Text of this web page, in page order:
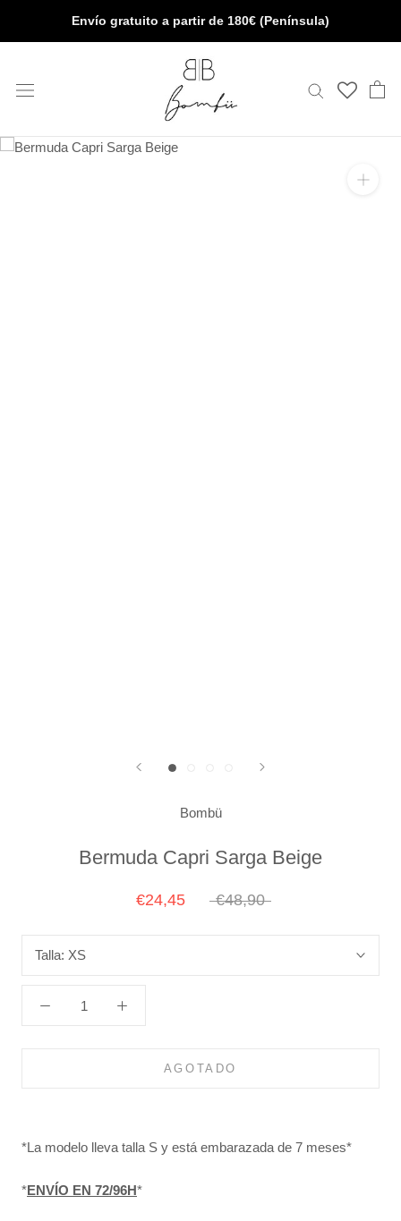
Envío gratuito a partir de 180€ (Península)
Bombü
Bermuda Capri Sarga Beige
€24,45 €48,90
Talla: XS
AGOTADO
*La modelo lleva talla S y está embarazada de 7 meses*
*ENVÍO EN 72/96H*